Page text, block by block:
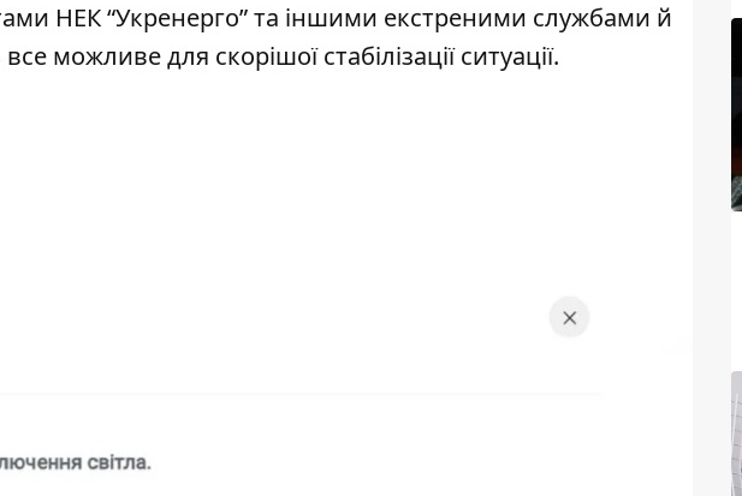
НЕК “Укренерго” та іншими екстреними службами й
можливе для скорішої стабілізації ситуації.